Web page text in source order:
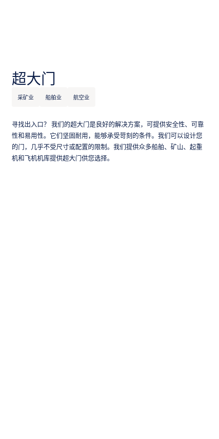
超大门
采矿业 船舶业 航空业
寻找出入口？ 我们的超大门是良好的解决方案，可提供安全性、可靠
性和易用性。它们坚固耐用，能够承受苛刻的条件。我们可以设计您
的门，几乎不受尺寸或配置的限制。我们提供众多船舶、矿山、起重
机和飞机机库提供超大门供您选择。